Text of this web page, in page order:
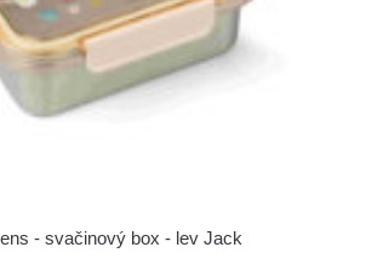
- svačinový box - lev Jack